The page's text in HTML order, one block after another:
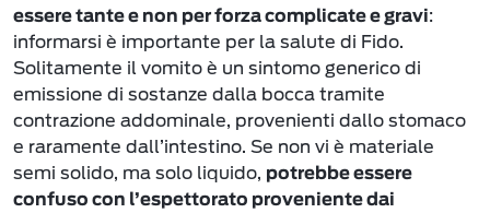
essere tante e non per forza complicate e gravi:
informarsi è importante per la salute di Fido.
Solitamente il vomito è un sintomo generico di
emissione di sostanze dalla bocca tramite
contrazione addominale, provenienti dallo stomaco
e raramente dall’intestino. Se non vi è materiale
semi solido, ma solo liquido, potrebbe essere
confuso con l’espettorato proveniente dai